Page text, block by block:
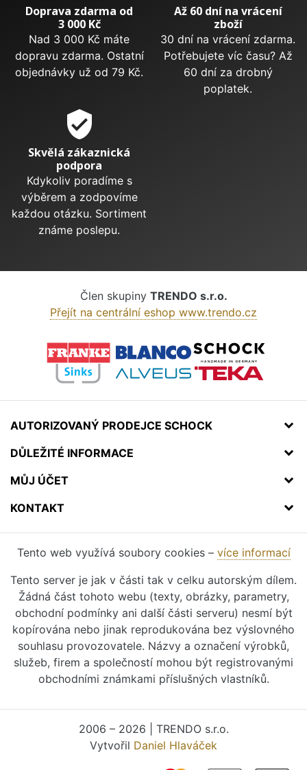
Doprava zdarma od
3 000 Kč
Nad 3 000 Kč máte
dopravu zdarma. Ostatní
objednávky už od 79 Kč.
Až 60 dní na vrácení
zboží
30 dní na vrácení zdarma.
Potřebujete víc času? Až
60 dní za drobný
poplatek.
verified_user
Skvělá zákaznická
podpora
Kdykoliv poradíme s
výběrem a zodpovíme
každou otázku. Sortiment
známe poslepu.
Člen skupiny TRENDO s.r.o.
Přejít na centrální eshop www.trendo.cz
AUTORIZOVANÝ PRODEJCE SCHOCK
DŮLEŽITÉ INFORMACE
MŮJ ÚČET
KONTAKT
Tento web využívá soubory cookies – více informací
Tento server je jak v části tak v celku autorským dílem.
Žádná část tohoto webu (texty, obrázky, parametry,
obchodní podmínky ani další části serveru) nesmí být
kopírována nebo jinak reprodukována bez výslovného
souhlasu provozovatele. Názvy a označení výrobků,
služeb, firem a společností mohou být registrovanými
obchodními známkami příslušných vlastníků.
2006 – 2026 | TRENDO s.r.o.
Vytvořil Daniel Hlaváček